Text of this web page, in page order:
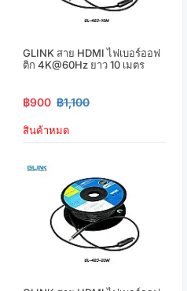
GLINK สาย HDMI ไฟเบอร์ออฟ
ติก 4K@60Hz ยาว 10 เมตร
฿900 ฿1,100
สินค้าหมด